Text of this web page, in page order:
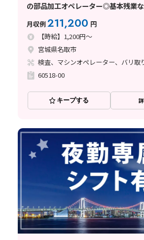
の部品加工オペレーター◎基本残業
月収例211,200 円
【時給】1,200円～
宮城県名取市
検査、マシンオペレーター、バリ取
60518-00
キープする